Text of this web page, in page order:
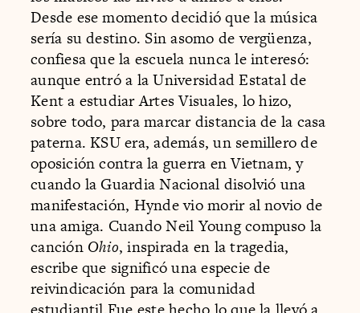
Desde ese momento decidió que la música
sería su destino. Sin asomo de vergüenza,
confiesa que la escuela nunca le interesó:
aunque entró a la Universidad Estatal de
Kent a estudiar Artes Visuales, lo hizo,
sobre todo, para marcar distancia de la casa
paterna. KSU era, además, un semillero de
oposición contra la guerra en Vietnam, y
cuando la Guardia Nacional disolvió una
manifestación, Hynde vio morir al novio de
una amiga. Cuando Neil Young compuso la
canción Ohio, inspirada en la tragedia,
escribe que significó una especie de
reivindicación para la comunidad